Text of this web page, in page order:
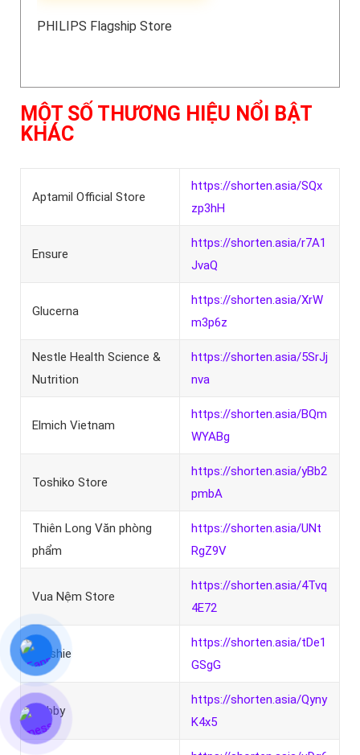
PHILIPS Flagship Store
MỘT SỐ THƯƠNG HIỆU NỔI BẬT
KHÁC
Aptamil Official Store
https://shorten.asia/SQx
zp3hH
Ensure
https://shorten.asia/r7A1
JvaQ
Glucerna
https://shorten.asia/XrW
m3p6z
Nestle Health Science &
Nutrition
https://shorten.asia/5SrJj
nva
Elmich Vietnam
https://shorten.asia/BQm
WYABg
Toshiko Store
https://shorten.asia/yBb2
pmbA
Thiên Long Văn phòng
phẩm
https://shorten.asia/UNt
RgZ9V
Vua Nệm Store
https://shorten.asia/4Tvq
4E72
Brushie
https://shorten.asia/tDe1
GSgG
Bobby
https://shorten.asia/Qyny
K4x5